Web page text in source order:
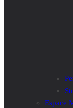
Espace